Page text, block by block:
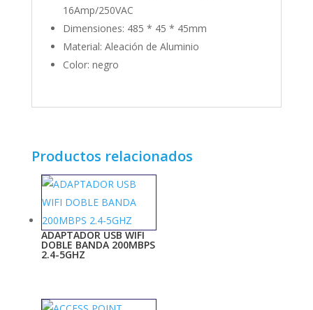
16Amp/250VAC
Dimensiones: 485 * 45 * 45mm
Material: Aleación de Aluminio
Color: negro
Productos relacionados
ADAPTADOR USB WIFI
DOBLE BANDA 200MBPS
2.4-5GHZ